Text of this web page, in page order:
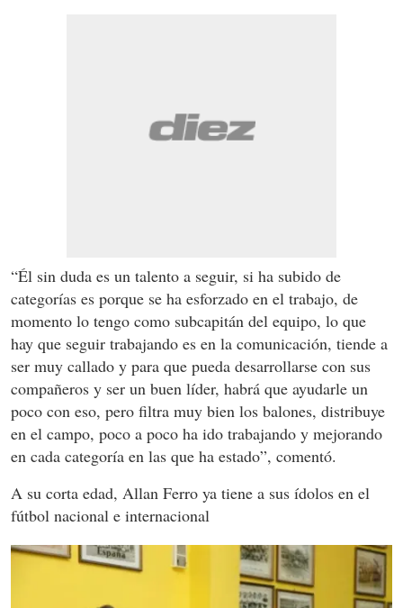
“Él sin duda es un talento a seguir, si ha subido de
categorías es porque se ha esforzado en el trabajo, de
momento lo tengo como subcapitán del equipo, lo que
hay que seguir trabajando es en la comunicación, tiende a
ser muy callado y para que pueda desarrollarse con sus
compañeros y ser un buen líder, habrá que ayudarle un
poco con eso, pero filtra muy bien los balones, distribuye
en el campo, poco a poco ha ido trabajando y mejorando
en cada categoría en las que ha estado”, comentó.
A su corta edad, Allan Ferro ya tiene a sus ídolos en el
fútbol nacional e internacional